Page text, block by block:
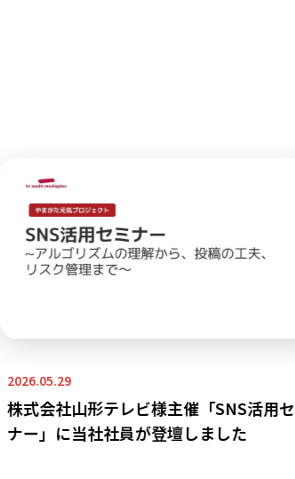
2026.05.29
株式会社山形テレビ様主催「SNS活用セミ
ナー」に当社社員が登壇しました